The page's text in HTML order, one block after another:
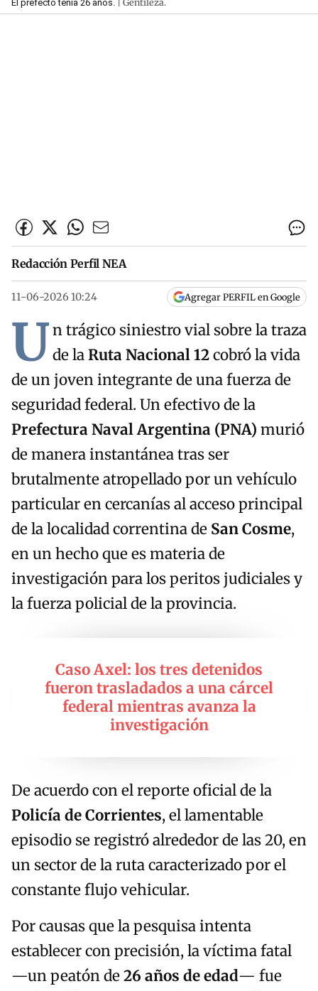
El prefecto tenía 26 años. | Gentileza.
Redacción Perfil NEA
11-06-2026 10:24 Agregar PERFIL en Google
Un trágico siniestro vial sobre la traza
de laRuta Nacional 12cobró la vida
de un joven integrante de una fuerza de
seguridad federal. Un efectivo de la
Prefectura Naval Argentina (PNA) murió
de manera instantánea tras ser
brutalmente atropellado por un vehículo
particular en cercanías al acceso principal
de la localidad correntina de San Cosme,
en un hecho que es materia de
investigación para los peritos judiciales y
la fuerza policial de la provincia.
Caso Axel: los tres detenidos
fueron trasladados a una cárcel
federal mientras avanza la
investigación
De acuerdo con el reporte oficial de la
Policía de Corrientes, el lamentable
episodio se registró alrededor de las 20, en
un sector de la ruta caracterizado por el
constante flujo vehicular.
Por causas que la pesquisa intenta
establecer con precisión, la víctima fatal
—un peatón de26 años de edad— fue